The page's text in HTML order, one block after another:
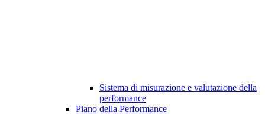
Sistema di misurazione e valutazione della
performance
Piano della Performance